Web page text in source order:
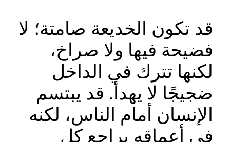
قد تكون الخديعة صامتة؛ لا
فضيحة فيها ولا صراخ،
لكنها تترك في الداخل
ضجيجًا لا يهدأ. قد يبتسم
الإنسان أمام الناس، لكنه
في أعماقه يراجع كل